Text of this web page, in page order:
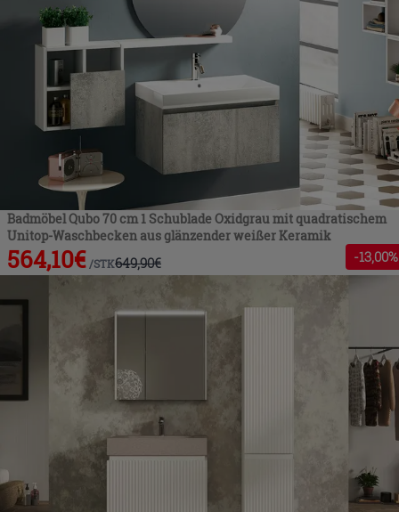
Badmöbel Qubo 70 cm 1 Schublade Oxidgrau mit quadratischem
Unitop-Waschbecken aus glänzender weißer Keramik
564,10€ /STK649,90€ -13,00%